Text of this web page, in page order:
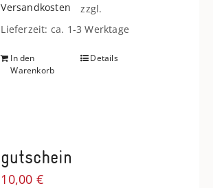
zzgl.
Versandkosten
Lieferzeit: ca. 1-3 Werktage
In den
Warenkorb
Details
gutschein
10,00 €